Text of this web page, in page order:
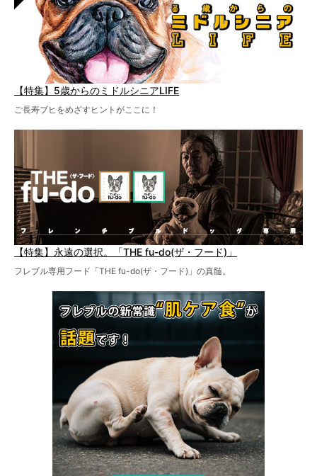
【特集】5歳からのミドルシニアLIFE
ご長寿ブヒをめざすヒントがここに！
【特集】永遠の選択。「THE fu-do(ザ・フード)」
フレブル専用フード「THE fu-do(ザ・フード)」の真髄。